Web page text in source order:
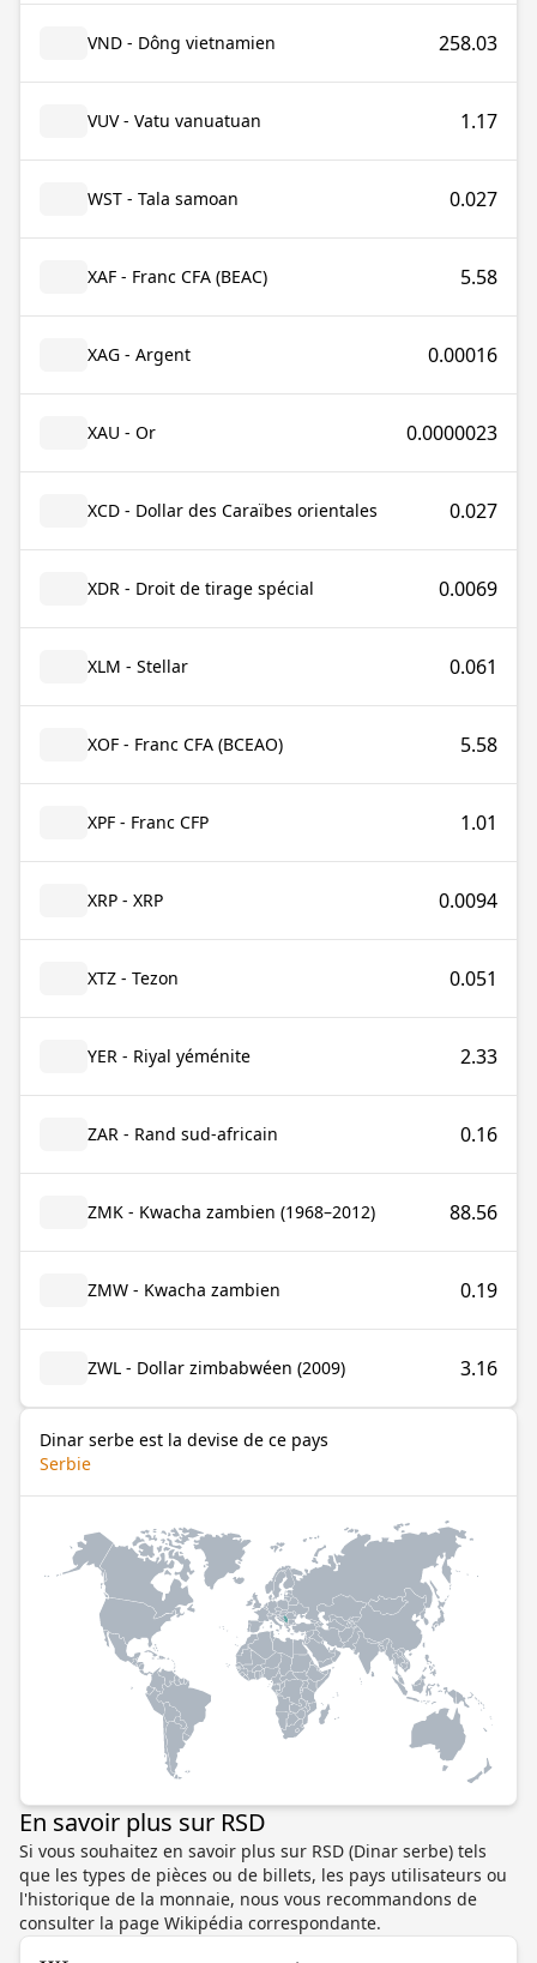
VND - Dông vietnamien 258.03
VUV - Vatu vanuatuan 1.17
WST - Tala samoan 0.027
XAF - Franc CFA (BEAC) 5.58
XAG - Argent 0.00016
XAU - Or 0.0000023
XCD - Dollar des Caraïbes orientales 0.027
XDR - Droit de tirage spécial 0.0069
XLM - Stellar 0.061
XOF - Franc CFA (BCEAO) 5.58
XPF - Franc CFP 1.01
XRP - XRP 0.0094
XTZ - Tezon 0.051
YER - Riyal yéménite 2.33
ZAR - Rand sud-africain 0.16
ZMK - Kwacha zambien (1968–2012) 88.56
ZMW - Kwacha zambien 0.19
ZWL - Dollar zimbabwéen (2009) 3.16
Dinar serbe est la devise de ce pays
Serbie
En savoir plus sur RSD
Si vous souhaitez en savoir plus sur RSD (Dinar serbe) tels
que les types de pièces ou de billets, les pays utilisateurs ou
l'historique de la monnaie, nous vous recommandons de
consulter la page Wikipédia correspondante.